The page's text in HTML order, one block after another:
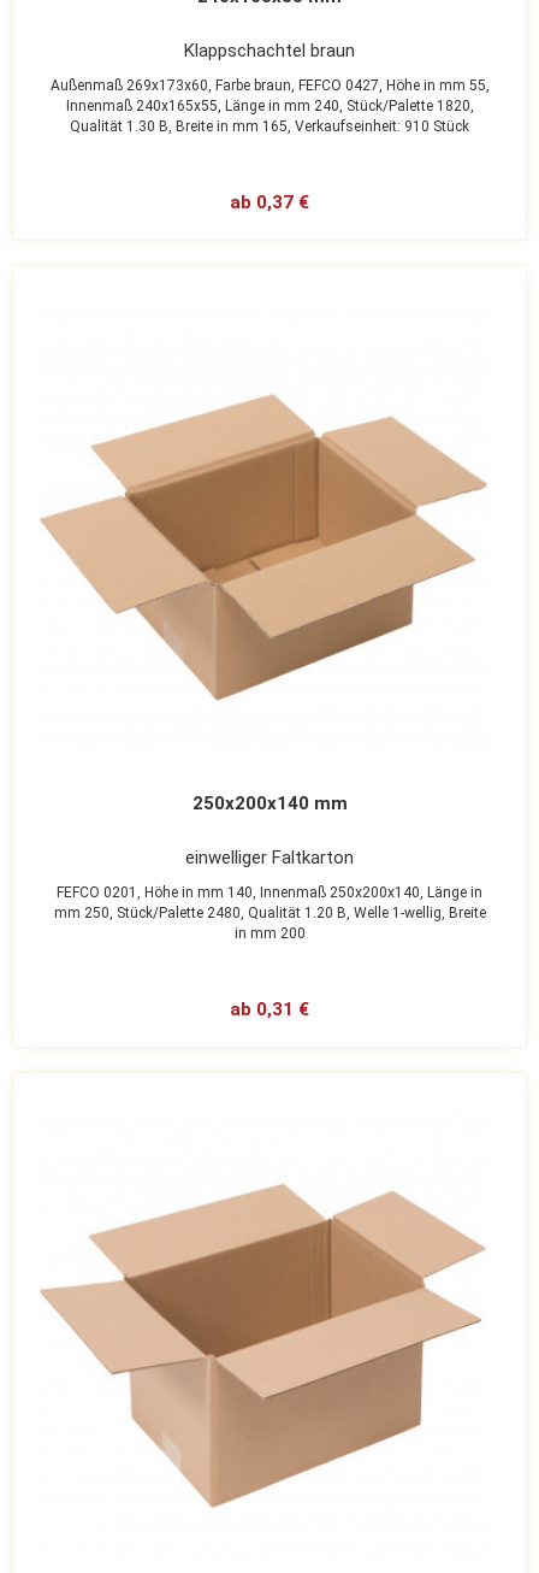
Klappschachtel braun
Außenmaß 269x173x60, Farbe braun, FEFCO 0427, Höhe in mm 55,
Innenmaß 240x165x55, Länge in mm 240, Stück/Palette 1820,
Qualität 1.30 B, Breite in mm 165, Verkaufseinheit: 910 Stück
ab 0,37 €
250x200x140 mm
einwelliger Faltkarton
FEFCO 0201, Höhe in mm 140, Innenmaß 250x200x140, Länge in
mm 250, Stück/Palette 2480, Qualität 1.20 B, Welle 1-wellig, Breite
in mm 200
ab 0,31 €